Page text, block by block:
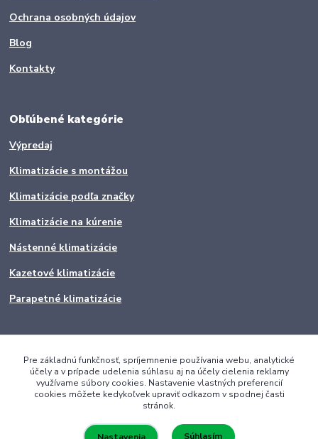
Ochrana osobných údajov
Blog
Kontakty
Obľúbené kategórie
Výpredaj
Klimatizácie s montážou
Klimatizácie podľa značky
Klimatizácie na kúrenie
Nástenné klimatizácie
Kazetové klimatizácie
Parapetné klimatizácie
Pre základnú funkčnosť, spríjemnenie používania webu, analytické
účely a v prípade udelenia súhlasu aj na účely cielenia reklamy
využívame súbory cookies. Nastavenie vlastných preferencií
cookies môžete kedykoľvek upraviť odkazom v spodnej časti
stránok.
Nastavenia Súhlasím